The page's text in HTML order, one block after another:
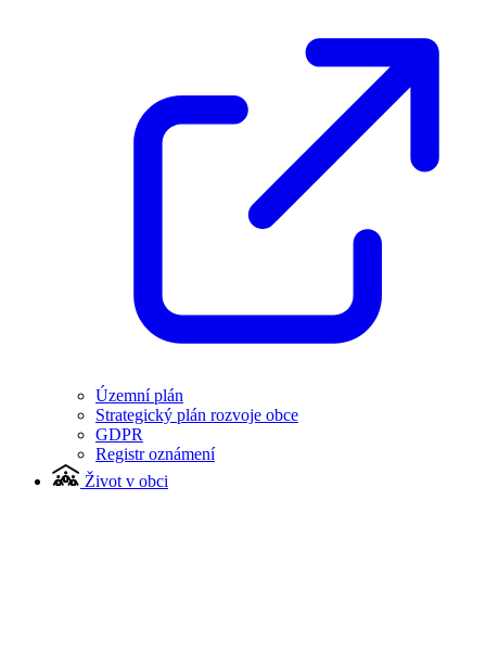
Územní plán
Strategický plán rozvoje obce
GDPR
Registr oznámení
Život v obci